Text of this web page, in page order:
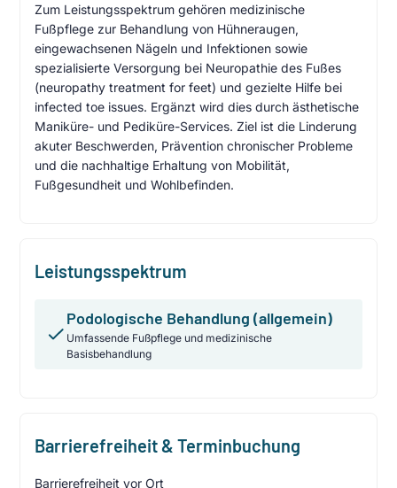
Zum Leistungsspektrum gehören medizinische
Fußpflege zur Behandlung von Hühneraugen,
eingewachsenen Nägeln und Infektionen sowie
spezialisierte Versorgung bei Neuropathie des Fußes
(neuropathy treatment for feet) und gezielte Hilfe bei
infected toe issues. Ergänzt wird dies durch ästhetische
Maniküre- und Pediküre-Services. Ziel ist die Linderung
akuter Beschwerden, Prävention chronischer Probleme
und die nachhaltige Erhaltung von Mobilität,
Fußgesundheit und Wohlbefinden.
Leistungsspektrum
Podologische Behandlung (allgemein)
Umfassende Fußpflege und medizinische
Basisbehandlung
Barrierefreiheit & Terminbuchung
Barrierefreiheit vor Ort